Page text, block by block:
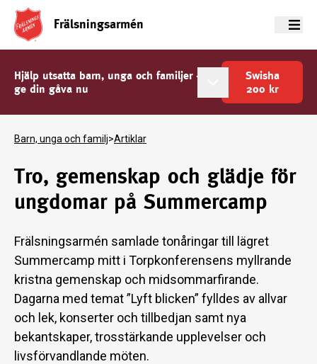
Frälsningsarmén Meny
Hjälp utsatta barn, unga och familjer -
ge din gåva nu
Swisha
200 kr
Barn, unga och familj>Artiklar
Tro, gemenskap och glädje för
ungdomar på Summercamp
Frälsningsarmén samlade tonåringar till lägret
Summercamp mitt i Torpkonferensens myllrande
kristna gemenskap och midsommarfirande.
Dagarna med temat ”Lyft blicken” fylldes av allvar
och lek, konserter och tillbedjan samt nya
bekantskaper, trosstärkande upplevelser och
livsförvandlande möten.